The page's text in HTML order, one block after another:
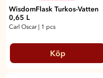
WisdomFlask Turkos-Vatten
0,65 L
Carl Oscar 1 pcs
Köp